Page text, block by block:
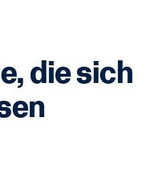
die sich